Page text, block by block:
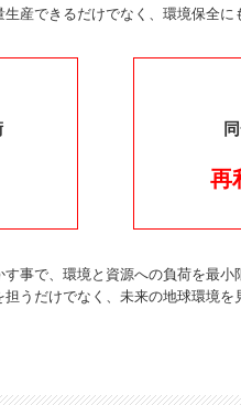
産できるだけでなく、環境保全に
再
事で、環境と資源への負荷を最
うだけでなく、未来の地球環境